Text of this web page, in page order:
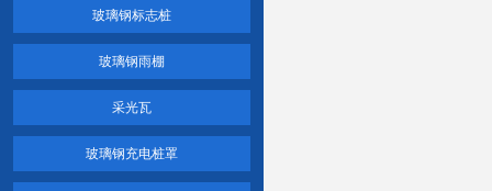
玻璃钢标志桩
玻璃钢雨棚
采光瓦
玻璃钢充电桩罩